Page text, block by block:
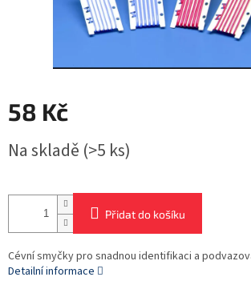
58 Kč
cena:
Na skladě (>5 ks)
Přidat do košíku
Cévní smyčky pro snadnou identifikaci a
Detailní informace